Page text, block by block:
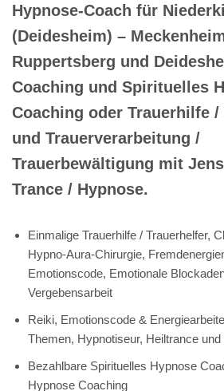
Hypnose-Coach für
(Deidesheim) –
Ruppertsberg und
Coaching und Spirituelles
Coaching oder Trauerhilfe /
und Trauerverarbeitung /
Trauerbewältigung mit
Trance / Hypnose.
Einmalige Trauerhilfe / Trauerhelfer,
Hypno-Aura-Chirurgie,
Emotionscode, Emotionale
Vergebensarbeit
Reiki, Emotionscode &
Themen, Hypnotiseur, Heiltrance
Bezahlbare Spirituelles Hypnose
Hypnose Coaching